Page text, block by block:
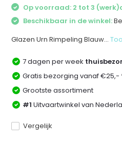
Op voorraad: 2 tot 3
Beschikbaar in de winkel:
Glazen Urn Rimpeling Blauw...
7 dagen per week
Gratis bezorging vanaf €25,-
Grootste assortiment
#1 Uitvaartwinkel van
Vergelijk